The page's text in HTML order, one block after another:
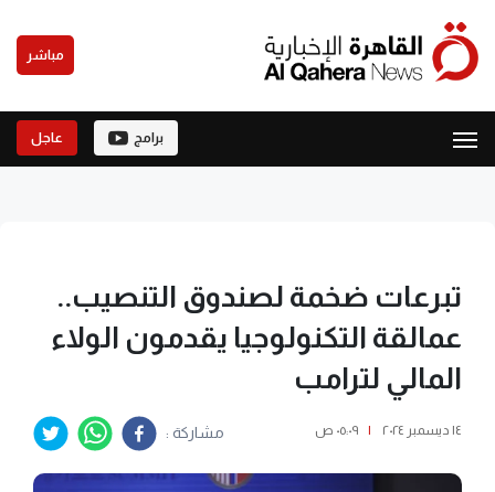
مباشر
برامج عاجل
تبرعات ضخمة لصندوق التنصيب..
عمالقة التكنولوجيا يقدمون الولاء
المالي لترامب
١٤ ديسمبر ٢٠٢٤ | ٠٥:٠٩ ص مشاركة :